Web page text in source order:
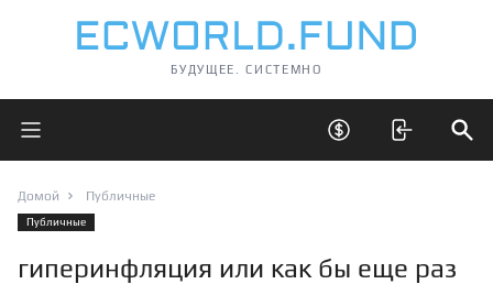
БУДУЩЕЕ. СИСТЕМНО
Открыть главное меню Открыть скрытые
Домой Публичные
Публичные
гиперинфляция или как бы еще раз